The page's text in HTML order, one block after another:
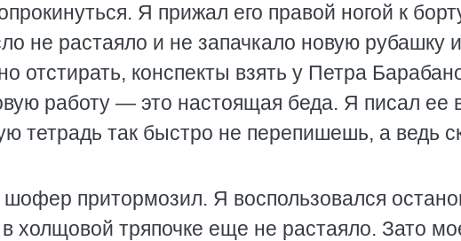
Я прижал его правой ногой к
не растаяло и не запачкало новую рубашку и
отстирать, конспекты взять у Петра
работу — это настоящая беда. Я писал ее
тетрадь так быстро не перепишешь, а ведь
притормозил. Я воспользовался
холщовой тряпочке еще не растаяло. Зато